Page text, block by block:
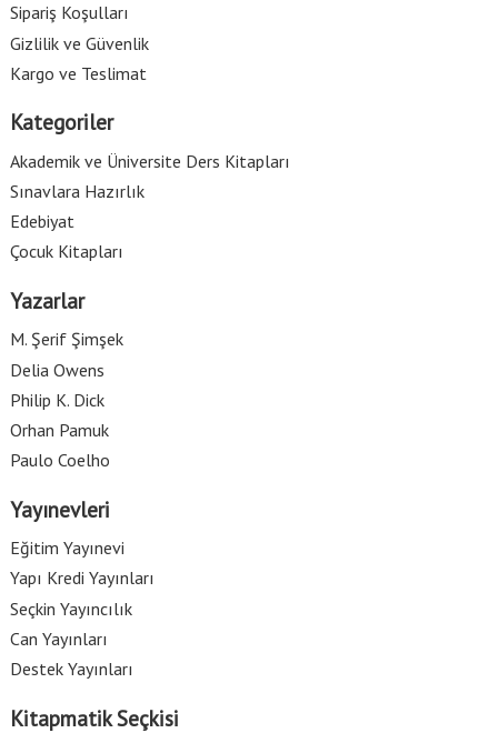
Sipariş Koşulları
Gizlilik ve Güvenlik
Kargo ve Teslimat
Kategoriler
Akademik ve Üniversite Ders Kitapları
Sınavlara Hazırlık
Edebiyat
Çocuk Kitapları
Yazarlar
M. Şerif Şimşek
Delia Owens
Philip K. Dick
Orhan Pamuk
Paulo Coelho
Yayınevleri
Eğitim Yayınevi
Yapı Kredi Yayınları
Seçkin Yayıncılık
Can Yayınları
Destek Yayınları
Kitapmatik Seçkisi